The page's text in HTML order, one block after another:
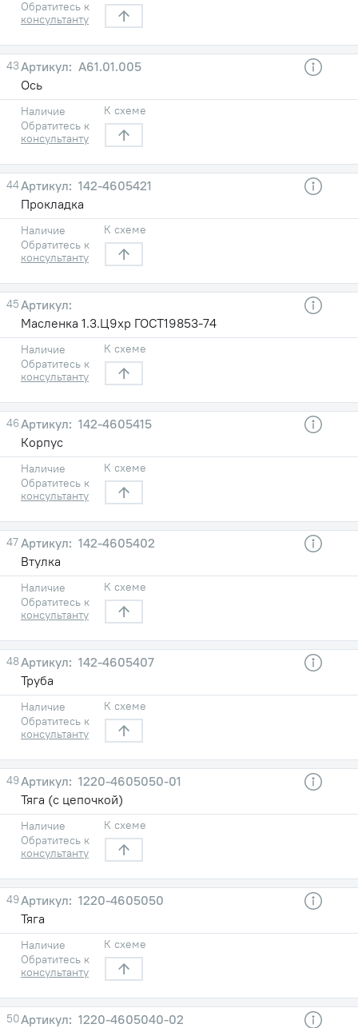
Обратитесь к
консультанту
43
А61.01.005
Ось
Наличие
Обратитесь к
консультанту
К схеме
44
142-4605421
Прокладка
Наличие
Обратитесь к
консультанту
К схеме
45
Масленка 1.3.Ц9хр ГОСТ19853-74
Наличие
Обратитесь к
консультанту
К схеме
46
142-4605415
Корпус
Наличие
Обратитесь к
консультанту
К схеме
47
142-4605402
Втулка
Наличие
Обратитесь к
консультанту
К схеме
48
142-4605407
Труба
Наличие
Обратитесь к
консультанту
К схеме
49
1220-4605050-01
Тяга (с цепочкой)
Наличие
Обратитесь к
консультанту
К схеме
49
1220-4605050
Тяга
Наличие
Обратитесь к
консультанту
К схеме
50
1220-4605040-02